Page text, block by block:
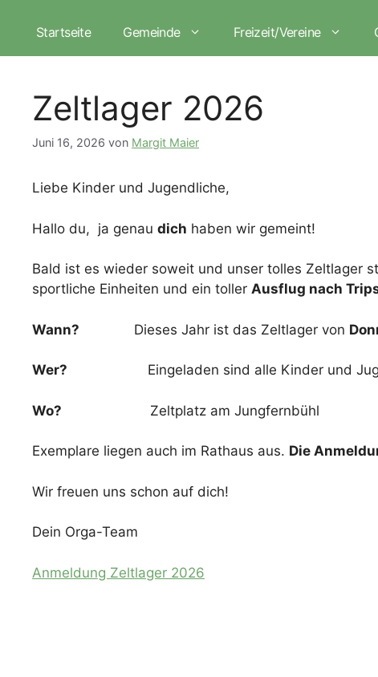
Startseite Gemeinde Freizeit/Vereine
Zeltlager 2026
Juni 16, 2026 von Margit Maier
Liebe Kinder und Jugendliche,
Hallo du, ja genau dich haben wir gemeint!
Bald ist es wieder soweit und unser tolles Zeltlager
sportliche Einheiten und ein toller Ausflug nach
Wann? Dieses Jahr ist das Zeltlager von
Wer? Eingeladen sind alle Kinder und
Wo? Zeltplatz am Jungfernbühl
Exemplare liegen auch im Rathaus aus. Die
Wir freuen uns schon auf dich!
Dein Orga-Team
Anmeldung Zeltlager 2026